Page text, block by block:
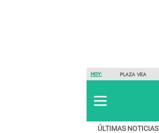
HOY: PLAZA VEA
ÚLTIMAS NOTICIAS